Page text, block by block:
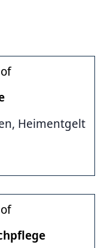
Heimentgelt